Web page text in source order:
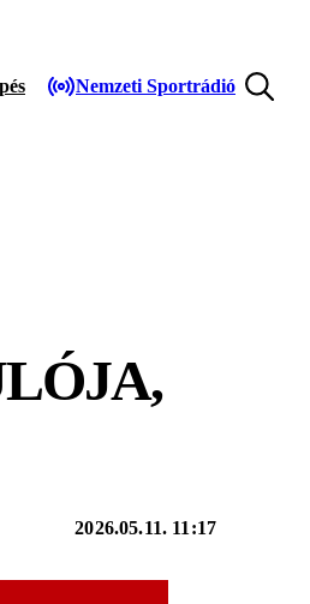
Nemzeti Sportrádió
2026.05.11. 11:17